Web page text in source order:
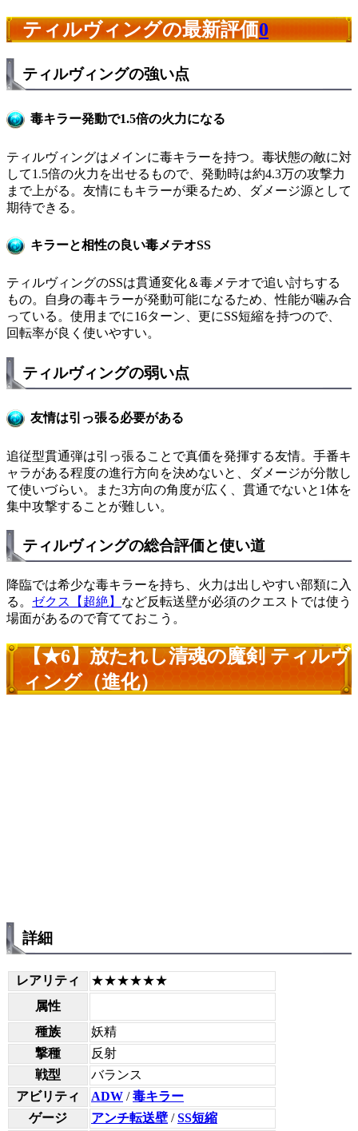
ティルヴィングの最新評価0
ティルヴィングの強い点
毒キラー発動で1.5倍の火力になる
ティルヴィングはメインに毒キラーを持つ。毒状態の敵に対
して1.5倍の火力を出せるもので、発動時は約4.3万の攻撃力
まで上がる。友情にもキラーが乗るため、ダメージ源として
期待できる。
キラーと相性の良い毒メテオSS
ティルヴィングのSSは貫通変化＆毒メテオで追い討ちする
もの。自身の毒キラーが発動可能になるため、性能が噛み合
っている。使用までに16ターン、更にSS短縮を持つので、
回転率が良く使いやすい。
ティルヴィングの弱い点
友情は引っ張る必要がある
追従型貫通弾は引っ張ることで真価を発揮する友情。手番キ
ャラがある程度の進行方向を決めないと、ダメージが分散し
て使いづらい。また3方向の角度が広く、貫通でないと1体を
集中攻撃することが難しい。
ティルヴィングの総合評価と使い道
降臨では希少な毒キラーを持ち、火力は出しやすい部類に入
る。 ゼクス【超絶】 など反転送壁が必須のクエストでは使う
場面があるので育てておこう。
【★6】放たれし清魂の魔剣 ティルヴ
ィング（進化）
詳細
レアリティ
★★★★★★
属性
種族
妖精
撃種
反射
戦型
バランス
アビリティ
ADW /毒キラー
ゲージ
アンチ転送壁 /SS短縮